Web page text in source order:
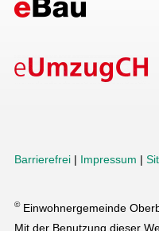
©Einwohnergemeinde
Mit der Benutzung dieser
Barrierefrei | Impressum |